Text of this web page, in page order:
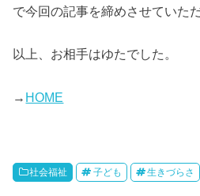
で今回の記事を締めさせていた
以上、お相手はゆたでした。
→ HOME
社会福祉 子ども 生きづらさ